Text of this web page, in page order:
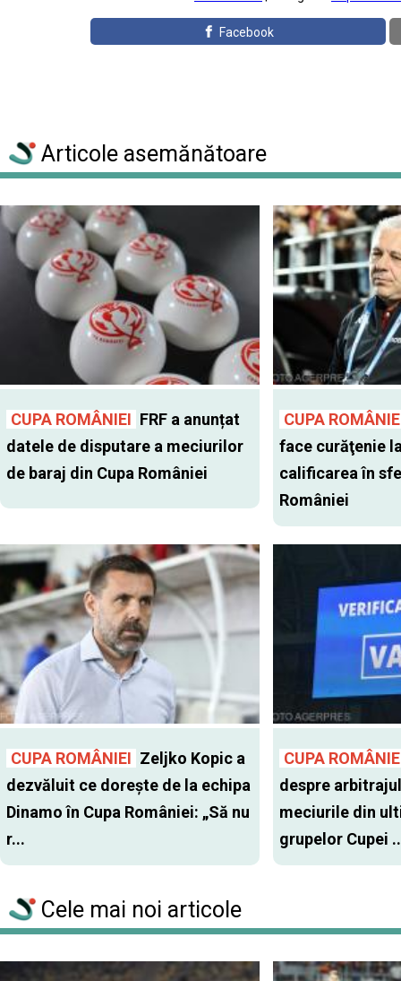
Facebook
Articole asemănătoare
CUPA ROMÂNIEI FRF a anunțat
datele de disputare a meciurilor
de baraj din Cupa României
CUPA
face curăţenie
calificarea în
României
CUPA ROMÂNIEI Zeljko Kopic a
dezvăluit ce dorește de la echipa
Dinamo în Cupa României: „Să nu
r...
CUPA
despre
meciurile din
grupelor Cupei
Cele mai noi articole